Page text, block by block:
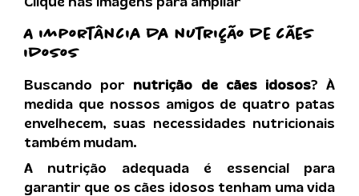
A importância da nutrição de cães
idosos
Buscando por nutrição de cães idosos? À
medida que nossos amigos de quatro patas
envelhecem, suas necessidades nutricionais
também mudam.
A nutrição adequada é essencial para
garantir que os cães idosos tenham uma vida